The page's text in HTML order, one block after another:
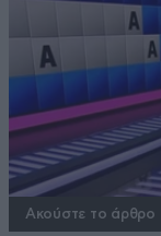
Ακούστε το άρθρο